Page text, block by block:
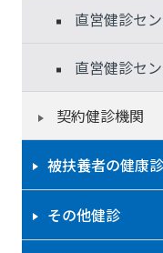
直営健診セ
直営健診セ
契約健診機関
被扶養者の健康
その他健診